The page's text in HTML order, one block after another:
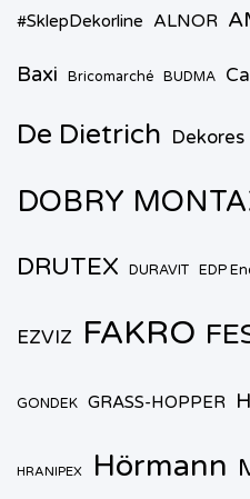
#SklepDekorline ALNOR
Baxi Bricomarché BUDMA
De Dietrich Dekores
DOBRY
DRUTEX DURAVIT EDP
EZVIZ FAKRO
GONDEK GRASS-HOPPER
HRANIPEX Hörmann